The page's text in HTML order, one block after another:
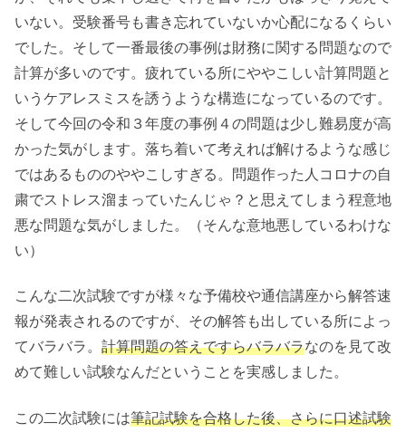
いない。受験番号も書き忘れていないか心配になるくらい
でした。そして一番最後の事例は財務に関する問題なので
計算が多いのです。疲れている所にややこしい計算問題と
いうケアレスミスを誘うような構造になっているのです。
そして今回の令和３年度の事例４の問題は少し難易度が高
かった気がします。落ち着いて考えれば解けるような感じ
ではあるもののややこしすぎる。問題作った人コロナの自
粛でストレス溜まっていたんじゃ？と思えてしまう程意地
悪な問題な気がしました。（そんな意地悪しているわけな
い）
こんな二次試験ですが様々な予備校や通信講座から解答速
報が発表されるのですが、その解答も出している所によっ
てバラバラ。 計算問題の答えですらバラバラなのを見て改
めて難しい試験なんだということを実感しました。
この二次試験には筆記試験を合格した後、さらに口述試験